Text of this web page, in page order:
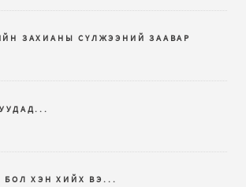
ЗАХИАНЫ СҮЛЖЭЭНИЙ ЗААВАР
БОЛ ХЭН ХИЙХ ВЭ...